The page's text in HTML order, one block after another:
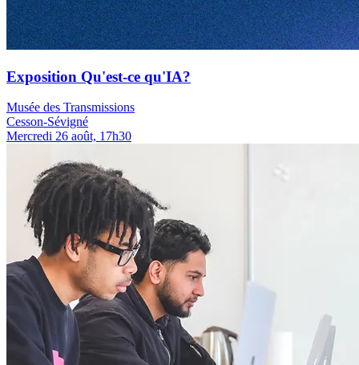
Exposition Qu'est-ce qu'IA?
Musée des Transmissions
Cesson-Sévigné
Mercredi 26 août, 17h30